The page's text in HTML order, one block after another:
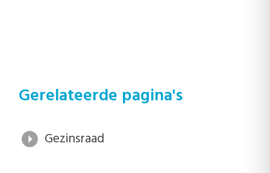
Gerelateerde pagina's
Gezinsraad